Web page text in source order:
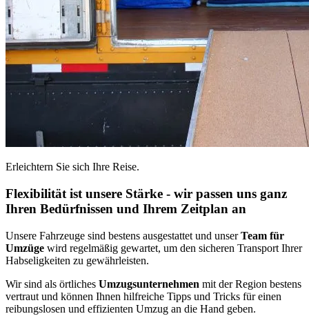
Erleichtern Sie sich Ihre Reise.
Flexibilität ist unsere Stärke - wir passen uns ganz
Ihren Bedürfnissen und Ihrem Zeitplan an
Unsere Fahrzeuge sind bestens ausgestattet und unserTeam für
Umzüge wird regelmäßig gewartet, um den sicheren Transport Ihrer
Habseligkeiten zu gewährleisten.
Wir sind als örtliches Umzugsunternehmen mit der Region bestens
vertraut und können Ihnen hilfreiche Tipps und Tricks für einen
reibungslosen und effizienten Umzug an die Hand geben.